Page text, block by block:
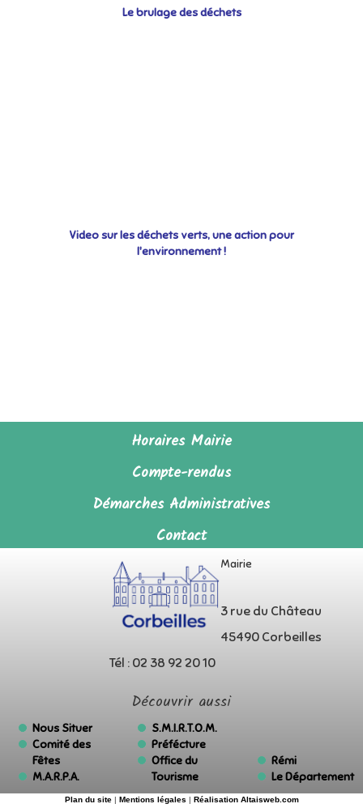
Le brulage des déchets
Video sur les déchets verts, une action pour
l'environnement !
Horaires Mairie
Compte-rendus
Démarches Administratives
Contact
Mairie
3 rue du Château
45490 Corbeilles
Tél : 02 38 92 20 10
Découvrir aussi
Nous Situer
Comité des
Fêtes
M.A.R.P.A.
S.M.I.R.T.O.M.
Préfécture
Office du
Tourisme
Rémi
Le Département
Plan du site| Mentions légales | Réalisation Altaisweb.com